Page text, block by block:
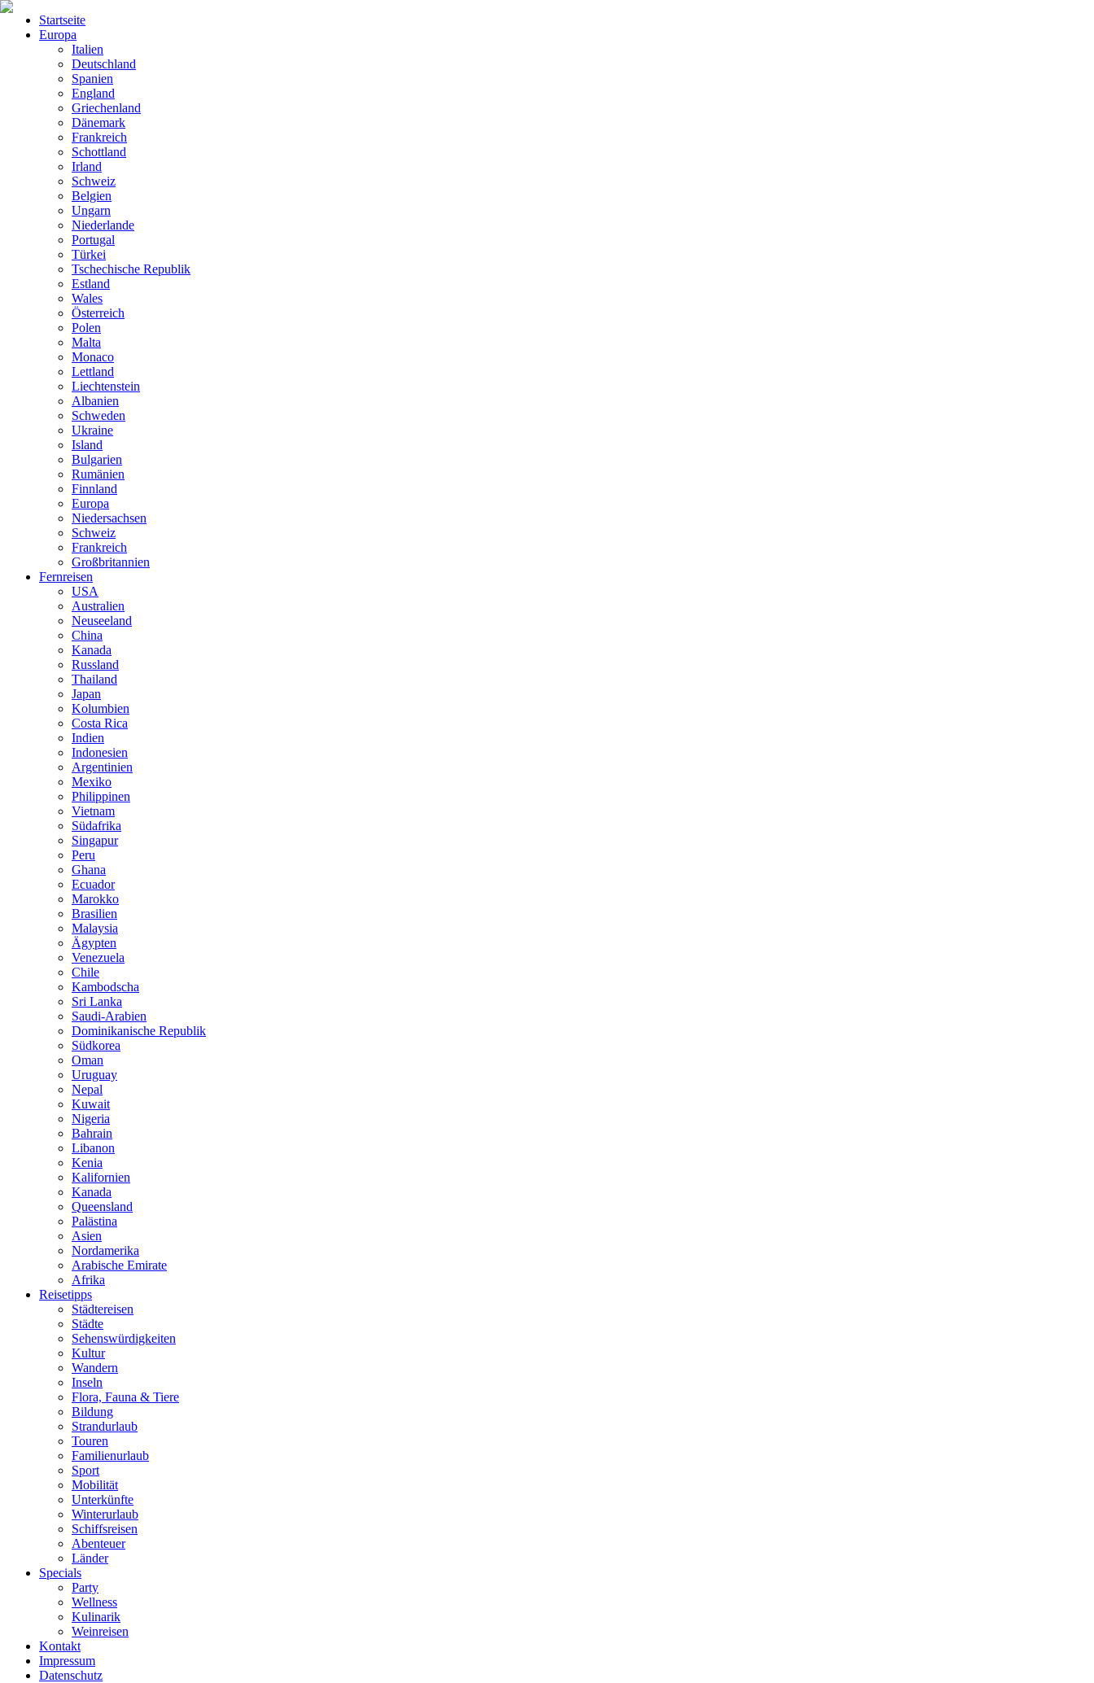
Startseite
Europa
Italien
Deutschland
Spanien
England
Griechenland
Dänemark
Frankreich
Schottland
Irland
Schweiz
Belgien
Ungarn
Niederlande
Portugal
Türkei
Tschechische Republik
Estland
Wales
Österreich
Polen
Malta
Monaco
Lettland
Liechtenstein
Albanien
Schweden
Ukraine
Island
Bulgarien
Rumänien
Finnland
Europa
Niedersachsen
Schweiz
Frankreich
Großbritannien
Fernreisen
USA
Australien
Neuseeland
China
Kanada
Russland
Thailand
Japan
Kolumbien
Costa Rica
Indien
Indonesien
Argentinien
Mexiko
Philippinen
Vietnam
Südafrika
Singapur
Peru
Ghana
Ecuador
Marokko
Brasilien
Malaysia
Ägypten
Venezuela
Chile
Kambodscha
Sri Lanka
Saudi-Arabien
Dominikanische Republik
Südkorea
Oman
Uruguay
Nepal
Kuwait
Nigeria
Bahrain
Libanon
Kenia
Kalifornien
Kanada
Queensland
Palästina
Asien
Nordamerika
Arabische Emirate
Afrika
Reisetipps
Städtereisen
Städte
Sehenswürdigkeiten
Kultur
Wandern
Inseln
Flora, Fauna & Tiere
Bildung
Strandurlaub
Touren
Familienurlaub
Sport
Mobilität
Unterkünfte
Winterurlaub
Schiffsreisen
Abenteuer
Länder
Specials
Party
Wellness
Kulinarik
Weinreisen
Kontakt
Impressum
Datenschutz